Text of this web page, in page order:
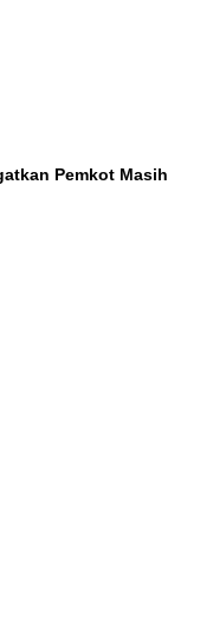
Pemkot Masih